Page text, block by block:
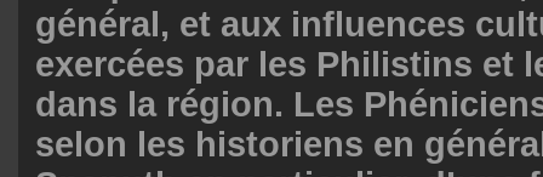
général, et aux influences
exercées par les Philistins et
dans la région. Les
selon les historiens en